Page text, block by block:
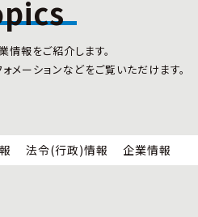
事業内容
リサイクルサービス
小型家電リサイクル法
全国の回収対応
情報をご紹介します。
メーションなどをご覧いただけます。
法令(行政)情報 企業情報